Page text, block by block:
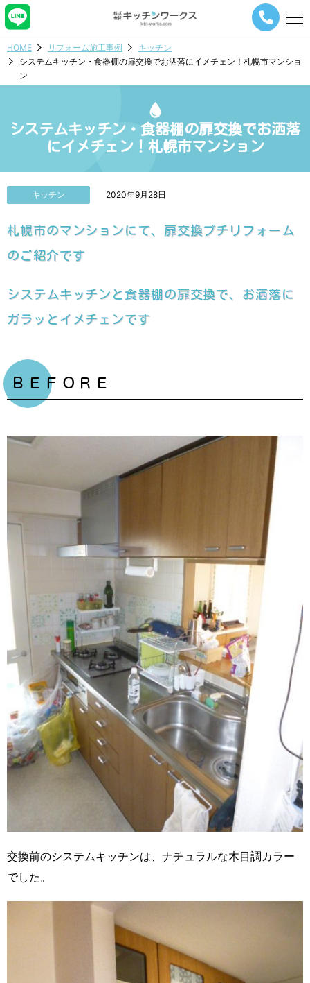
メ
ー
ビ
シ
ョ
タ
HOME リフォーム施工事例
キッチン
システムキッチン・食器棚の扉交換でお洒落にイメチェン！札幌市マンショ
ン
システムキッチン・食器棚の扉交換でお洒落
にイメチェン！札幌市マンション
キッチン 2020年9月28日
札幌市のマンションにて、扉交換プチリフォーム
のご紹介です
システムキッチンと食器棚の扉交換で、お洒落に
ガラッとイメチェンです
ＢＥＦＯＲＥ
交換前のシステムキッチンは、ナチュラルな木目調カラー
でした。